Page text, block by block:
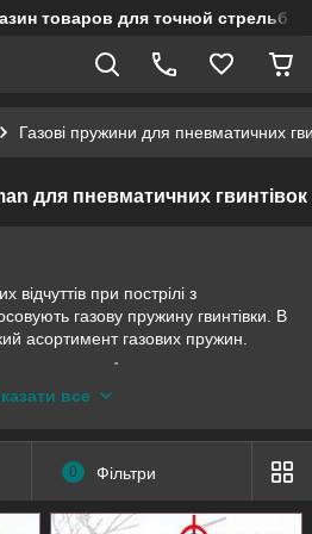
товаров для точной стрельбы
Газові пружини для пневматичних
для пневматичних гвинтівок
відчуттів при пострілі з
газову пружину гвинтівки. В
асортимент газових пружин.
гвинтівки
потужна віддача і безліч
гвинтівки з газовою
позитивні характеристики.
в пружинно-поршневих гвинтівках.
все
0 Фільтри